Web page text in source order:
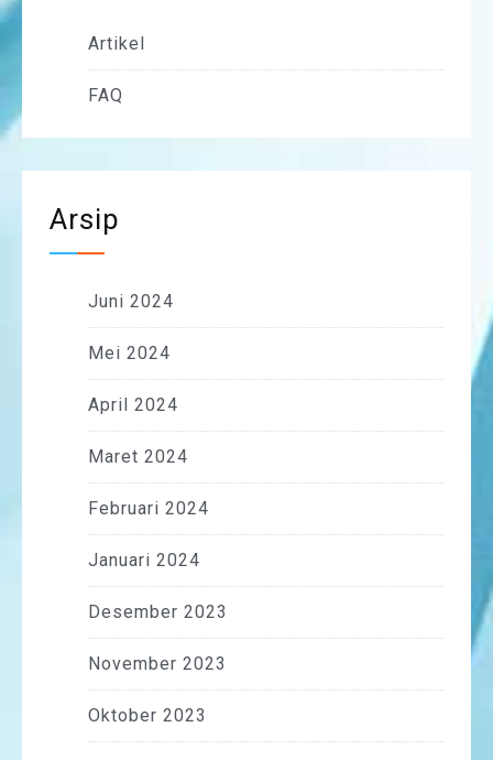
Artikel
FAQ
Arsip
Juni 2024
Mei 2024
April 2024
Maret 2024
Februari 2024
Januari 2024
Desember 2023
November 2023
Oktober 2023